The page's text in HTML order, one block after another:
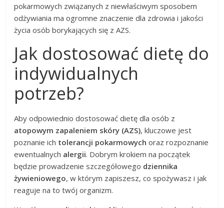
pokarmowych związanych z niewłaściwym sposobem
odżywiania ma ogromne znaczenie dla zdrowia i jakości
życia osób borykających się z AZS.
Jak dostosować dietę do
indywidualnych
potrzeb?
Aby odpowiednio dostosować dietę dla osób z
atopowym zapaleniem skóry (AZS), kluczowe jest
poznanie ich tolerancji pokarmowych oraz rozpoznanie
ewentualnych alergii. Dobrym krokiem na początek
będzie prowadzenie szczegółowego dziennika
żywieniowego, w którym zapiszesz, co spożywasz i jak
reaguje na to twój organizm.